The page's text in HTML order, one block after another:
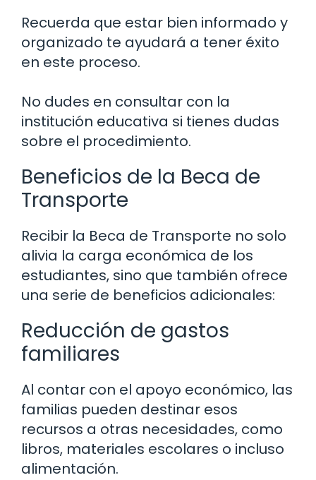
Recuerda que estar bien informado y
organizado te ayudará a tener éxito
en este proceso.
No dudes en consultar con la
institución educativa si tienes dudas
sobre el procedimiento.
Beneficios de la Beca de
Transporte
Recibir la Beca de Transporte no solo
alivia la carga económica de los
estudiantes, sino que también ofrece
una serie de beneficios adicionales:
Reducción de gastos
familiares
Al contar con el apoyo económico, las
familias pueden destinar esos
recursos a otras necesidades, como
libros, materiales escolares o incluso
alimentación.